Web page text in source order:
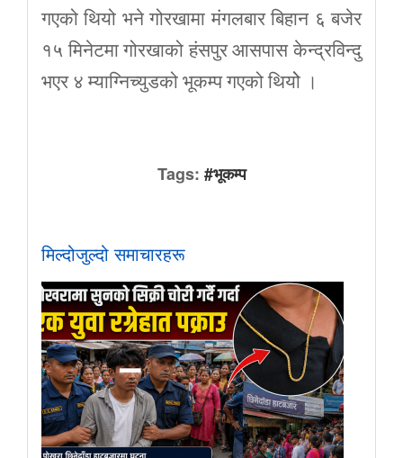
गएको थियो भने गोरखामा मंगलबार बिहान ६ बजेर
१५ मिनेटमा गोरखाको हंसपुर आसपास केन्द्रविन्दु
भएर ४ म्याग्निच्युडको भूकम्प गएको थियोे ।
Tags: #भूकम्प
मिल्दोजुल्दो समाचारहरू